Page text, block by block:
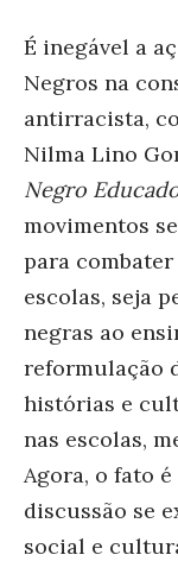
É inegável a
Negros na
antirracista,
Nilma Lino
Negro
movimentos
para
escolas, seja
negras ao
reformulação
histórias e
nas escolas,
Agora, o fato
discussão se
social e